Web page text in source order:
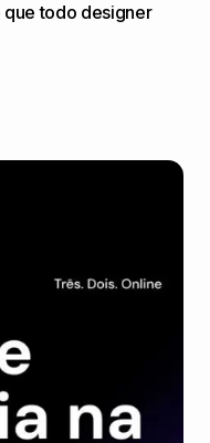
que todo designer